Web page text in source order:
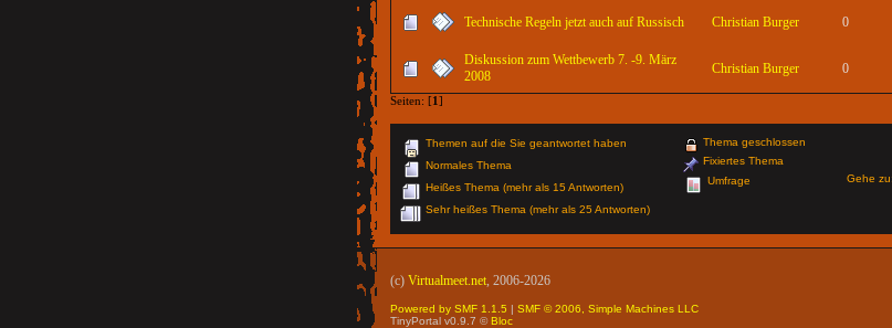
Technische Regeln jetzt auch auf Russisch Christian Burger 0
Diskussion zum Wettbewerb 7. -9. März
2008
Christian Burger 0
Seiten: [1]
Themen auf die Sie geantwortet haben
Normales Thema
Heißes Thema (mehr als 15 Antworten)
Sehr heißes Thema (mehr als 25 Antworten)
Thema geschlossen
Fixiertes Thema
Umfrage
Gehe zu
(c) Virtualmeet.net, 2006-2026
Powered by SMF 1.1.5 | SMF © 2006, Simple Machines LLC
TinyPortal v0.9.7 ©Bloc